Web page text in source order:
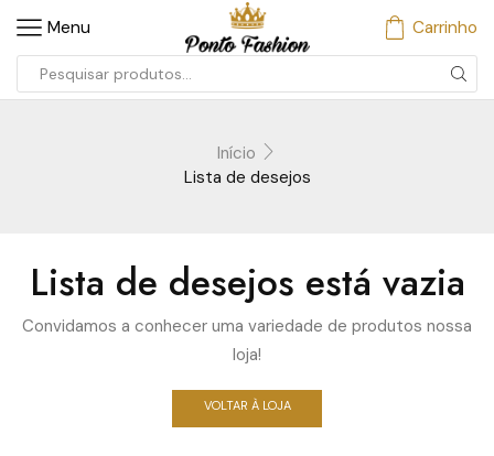
Menu Carrinho
Início
Lista de desejos
Lista de desejos está vazia
Convidamos a conhecer uma variedade de produtos nossa
loja!
VOLTAR À LOJA